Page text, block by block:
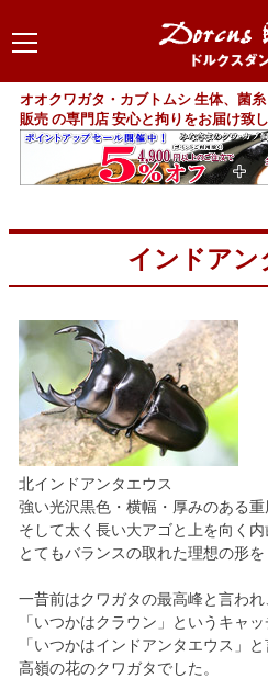
オオクワガタ・カブトムシ 生体、菌
販売 の専門店 安心と拘りをお届け致し
インドアン
北インドアンタエウス
強い光沢黒色・横幅・厚みのある重
そして太く長い大アゴと上を向く内
とてもバランスの取れた理想の形を
一昔前はクワガタの最高峰と言われ
「いつかはクラウン」というキャ
「いつかはインドアンタエウス」
高嶺の花のクワガタでした。